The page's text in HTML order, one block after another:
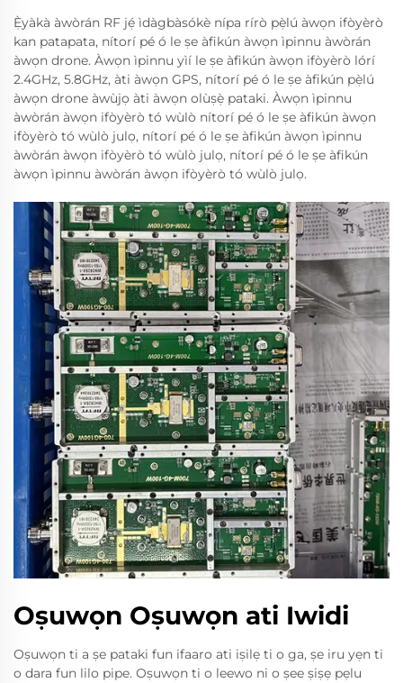
Ẹ̀yàkà àwòrán RF jẹ́ ìdàgbàsókè nípa rírò pẹ̀lú àwọn ifòyèrò
kan patapata, nítorí pé ó le ṣe àfikún àwọn ìpinnu àwòrán
àwọn drone. Àwọn ìpinnu yìí le ṣe àfikún àwọn ifòyèrò lórí
2.4GHz, 5.8GHz, àti àwọn GPS, nítorí pé ó le ṣe àfikún pẹ̀lú
àwọn drone àwùjọ àti àwọn olùṣẹ̀ pataki. Àwọn ìpinnu
àwòrán àwọn ifòyèrò tó wùlò nítorí pé ó le ṣe àfikún àwọn
ifòyèrò tó wùlò julọ, nítorí pé ó le ṣe àfikún àwọn ìpinnu
àwòrán àwọn ifòyèrò tó wùlò julọ, nítorí pé ó le ṣe àfikún
àwọn ìpinnu àwòrán àwọn ifòyèrò tó wùlò julọ.
Oṣuwọn Oṣuwọn ati Iwidi
Oṣuwọn ti a ṣe pataki fun ifaaro ati iṣilẹ ti o ga, ṣe iru yẹn ti
o dara fun lilo pipe. Oṣuwọn ti o leewo ni o ṣee ṣiṣẹ pẹlu